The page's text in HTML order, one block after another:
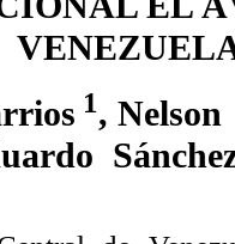
1, Nelson